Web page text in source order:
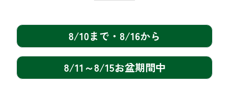
8/10まで・8/16から
8/11～8/15お盆期間中